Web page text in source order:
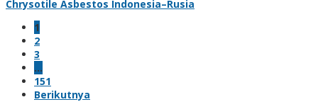
Chrysotile Asbestos Indonesia–Rusia
1
2
3
…
151
Berikutnya